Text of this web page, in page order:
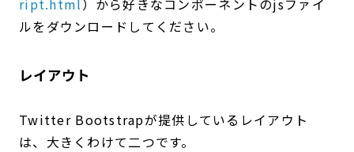
ript.html）から好きなコンポーネントのjsファイ
ルをダウンロードしてください。
レイアウト
Twitter Bootstrapが提供しているレイアウト
は、大きくわけて二つです。